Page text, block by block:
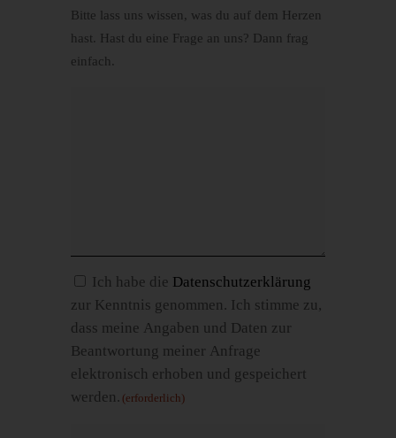
Bitte lass uns wissen, was du auf dem Herzen
hast. Hast du eine Frage an uns? Dann frag
einfach.
Einwilligung
(erforderlich)
Ich habe die Datenschutzerklärung
zur Kenntnis genommen. Ich stimme zu,
dass meine Angaben und Daten zur
Beantwortung meiner Anfrage
elektronisch erhoben und gespeichert
werden. (erforderlich)